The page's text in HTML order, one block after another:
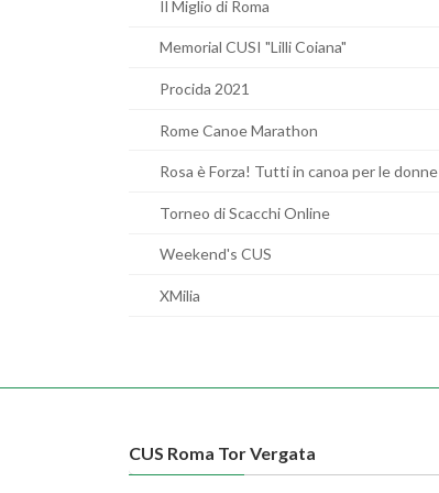
Il Miglio di Roma
Memorial CUSI "Lilli Coiana"
Procida 2021
Rome Canoe Marathon
Rosa è Forza! Tutti in canoa per le donne
Torneo di Scacchi Online
Weekend's CUS
XMilia
CUS Roma Tor Vergata